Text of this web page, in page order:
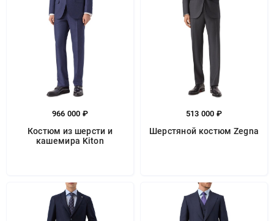
966 000 ₽
Костюм из шерсти и
кашемира Kiton
513 000 ₽
Шерстяной костюм Zegna